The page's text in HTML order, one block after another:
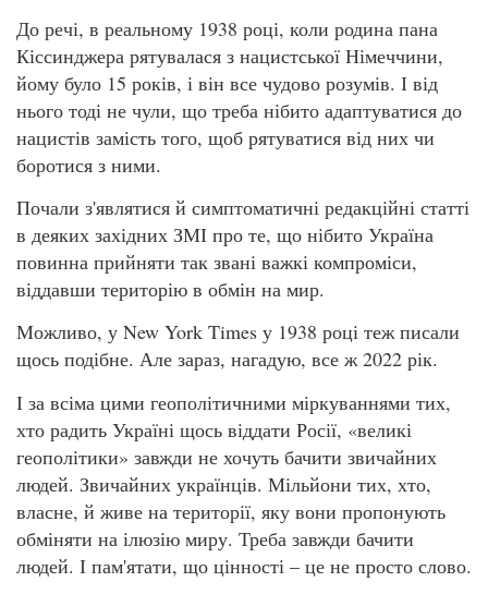
До речі, в реальному 1938 році, коли родина пана
Кіссинджера рятувалася з нацистської Німеччини,
йому було 15 років, і він все чудово розумів. І від
нього тоді не чули, що треба нібито адаптуватися до
нацистів замість того, щоб рятуватися від них чи
боротися з ними.
Почали з'являтися й симптоматичні редакційні статті
в деяких західних ЗМІ про те, що нібито Україна
повинна прийняти так звані важкі компроміси,
віддавши територію в обмін на мир.
Можливо, у New York Times у 1938 році теж писали
щось подібне. Але зараз, нагадую, все ж 2022 рік.
І за всіма цими геополітичними міркуваннями тих,
хто радить Україні щось віддати Росії, «великі
геополітики» завжди не хочуть бачити звичайних
людей. Звичайних українців. Мільйони тих, хто,
власне, й живе на території, яку вони пропонують
обміняти на ілюзію миру. Треба завжди бачити
людей. І пам'ятати, що цінності – це не просто слово.